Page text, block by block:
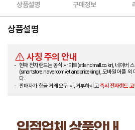
상품설명 구매정보
상품설명
사칭 주의 안내
현재 전자랜드는 공식 사이트(etlandmall.co.kr), 네이버
(smartstore.naver.com/etlandpriceking), 모바일 어플 외
다.
판매자가 현금 거래 요구 시, 거부하시고즉시 전자랜드